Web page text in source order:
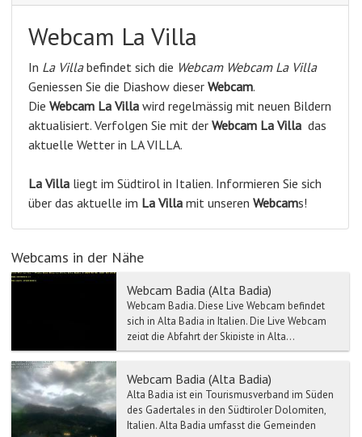
Webcam La Villa
In La Villabefindet sich die Webcam Webcam La Villa
Geniessen Sie die Diashow dieser Webcam.
Die Webcam La Villa wird regelmässig mit neuen Bildern
aktualisiert. Verfolgen Sie mit der Webcam La Villa das
aktuelle Wetter in LA VILLA.
La Villa liegt im Südtirol in Italien. Informieren Sie sich
über das aktuelle im La Villa mit unseren Webcams!
Webcams in der Nähe
Webcam Badia (Alta Badia)
Webcam Badia. Diese Live Webcam befindet
sich in Alta Badia in Italien. Die Live Webcam
zeigt die Abfahrt der Skipiste in Alta...
Webcam Badia (Alta Badia)
Alta Badia ist ein Tourismusverband im Süden
des Gadertales in den Südtiroler Dolomiten,
Italien. Alta Badia umfasst die Gemeinden